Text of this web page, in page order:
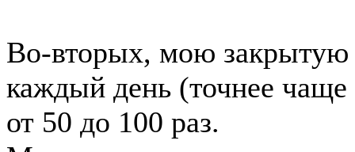
Во-вторых, мою
каждый день (точнее
от 50 до 100 раз.